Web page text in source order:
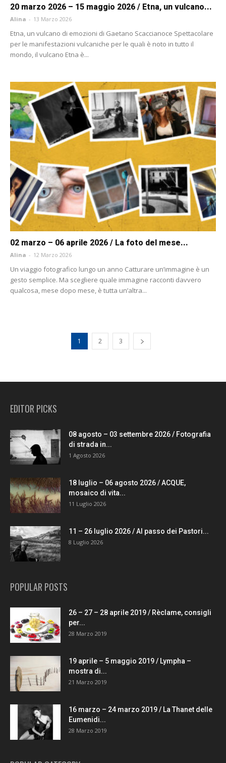
20 marzo 2026 – 15 maggio 2026 / Etna, un vulcano...
Alina - 13 Marzo 2026
Etna, un vulcano di emozioni di Gaetano Scaccianoce Spettacolare
per le manifestazioni vulcaniche per le quali è noto in tutto il
mondo, il vulcano Etna è...
02 marzo – 06 aprile 2026 / La foto del mese...
Alina - 12 Marzo 2026
Un viaggio fotografico lungo un anno Catturare un’immagine è un
gesto semplice. Ma scegliere quale immagine racconti davvero
qualcosa, mese dopo mese, è tutta un’altra...
1 2 3
EDITOR PICKS
08 agosto – 03 settembre 2026 / Fotografia
di strada in...
1 Agosto 2026
18 luglio – 06 agosto 2026 / ACQUE,
mosaico di vita...
11 Luglio 2026
11 – 26 luglio 2026 / Al passo dei Pastori...
8 Luglio 2026
POPULAR POSTS
26 – 27 – 28 aprile 2019 / Rèclame, consigli
per...
28 Marzo 2019
19 aprile – 5 maggio 2019 / Lympha –
mostra di...
21 Marzo 2019
16 marzo – 24 marzo 2019 / La Thanet delle
Eumenidi...
28 Marzo 2019